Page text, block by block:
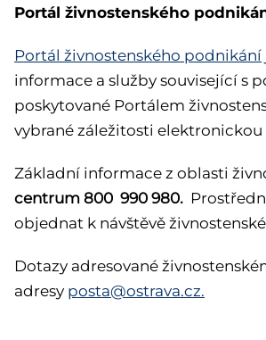
Portál živnostenského
Portál živnostenského podnikání
informace a služby související s
poskytované Portálem
vybrané záležitosti elektronickou
Základní informace z oblasti
centrum 800 990 980.
objednat k návštěvě
Dotazy adresované
adresy posta@ostrava.cz.